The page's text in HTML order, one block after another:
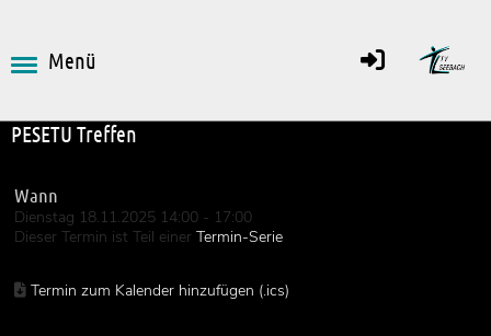
Menü
Zurück
PESETU Treffen
Wann
Dienstag 18.11.2025 14:00 - 17:00
Dieser Termin ist Teil einer Termin-Serie
Termin zum Kalender hinzufügen (.ics)